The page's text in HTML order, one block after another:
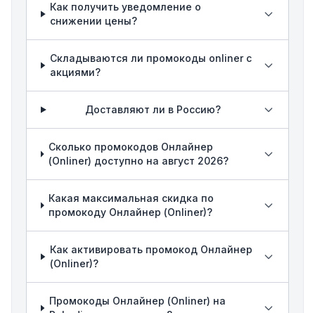
Как получить уведомление о
снижении цены?
Складываются ли промокоды onliner с
акциями?
Доставляют ли в Россию?
Сколько промокодов Онлайнер
(Onliner) доступно на август 2026?
Какая максимальная скидка по
промокоду Онлайнер (Onliner)?
Как активировать промокод Онлайнер
(Onliner)?
Промокоды Онлайнер (Onliner) на